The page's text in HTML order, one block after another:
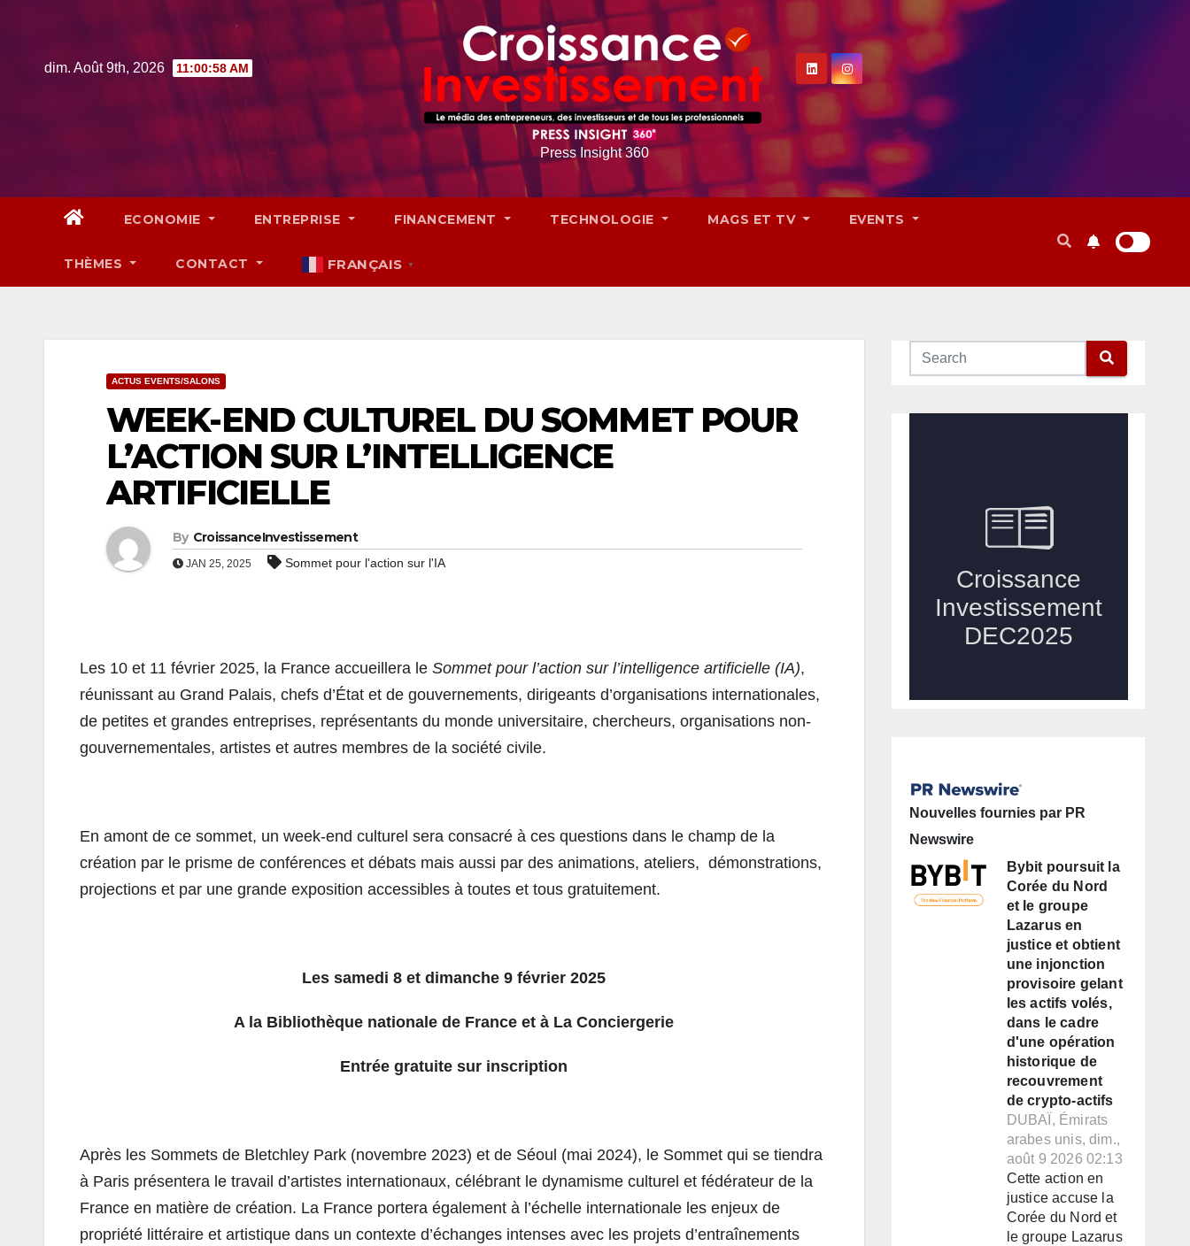
contentdim. Août 9th, 2026 11:00:59 AM
Press Insight 360
ECONOMIE ENTREPRISE FINANCEMENT TECHNOLOGIE MAGS ET TV EVENTS
THÈMES CONTACT FRANÇAIS ▼
ACTUS EVENTS/SALONS
WEEK-END CULTUREL DU SOMMET POUR
L’ACTION SUR L’INTELLIGENCE
ARTIFICIELLE
By CroissanceInvestissement
JAN 25, 2025 Sommet pour l'action sur l'IA
Les 10 et 11 février 2025, la France accueillera le Sommetpour l’action sur l’intelligence artificielle (IA),
réunissant au Grand Palais, chefs d’État et de gouvernements, dirigeants d’organisations internationales,
de petites et grandes entreprises, représentants du monde universitaire, chercheurs, organisations non-
gouvernementales, artistes et autres membres de la société civile.
En amont de ce sommet, un week-end culturel sera consacré à ces questions dans le champ de la
création par le prisme de conférences et débats mais aussi par des animations, ateliers, démonstrations,
projections et par une grande exposition accessibles à toutes et tous gratuitement.
Les samedi 8 et dimanche 9 février 2025
A la Bibliothèque nationale de France et à La Conciergerie
Entrée gratuite sur inscription
Après les Sommets de Bletchley Park (novembre 2023) et de Séoul (mai 2024), le Sommet qui se tiendra
à Paris présentera le travail d’artistes internationaux, célébrant le dynamisme culturel et fédérateur de la
France en matière de création. La France portera également à l’échelle internationale les enjeux de
propriété littéraire et artistique dans un contexte d’échanges intenses avec les projets d’entraînements
Nouvelles fournies par PR
Newswire
Bybit poursuit la
Corée du Nord
et le groupe
Lazarus en
justice et obtient
une injonction
provisoire gelant
les actifs volés,
dans le cadre
d'une opération
historique de
recouvrement
de crypto-actifs
DUBAÏ, Émirats
arabes unis, dim.,
août 9 2026 02:13
Cette action en
justice accuse la
Corée du Nord et
le groupe Lazarus